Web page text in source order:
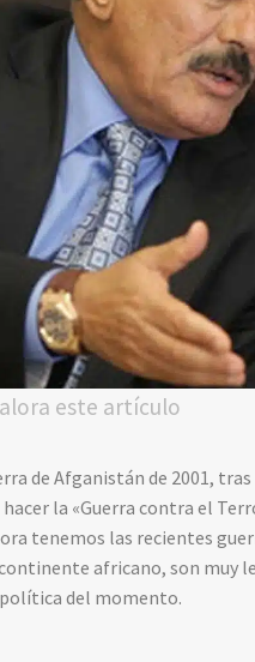
este artículo
de Afganistán de 2001,
la «Guerra contra el
tenemos las recientes
africano, son muy
del momento.